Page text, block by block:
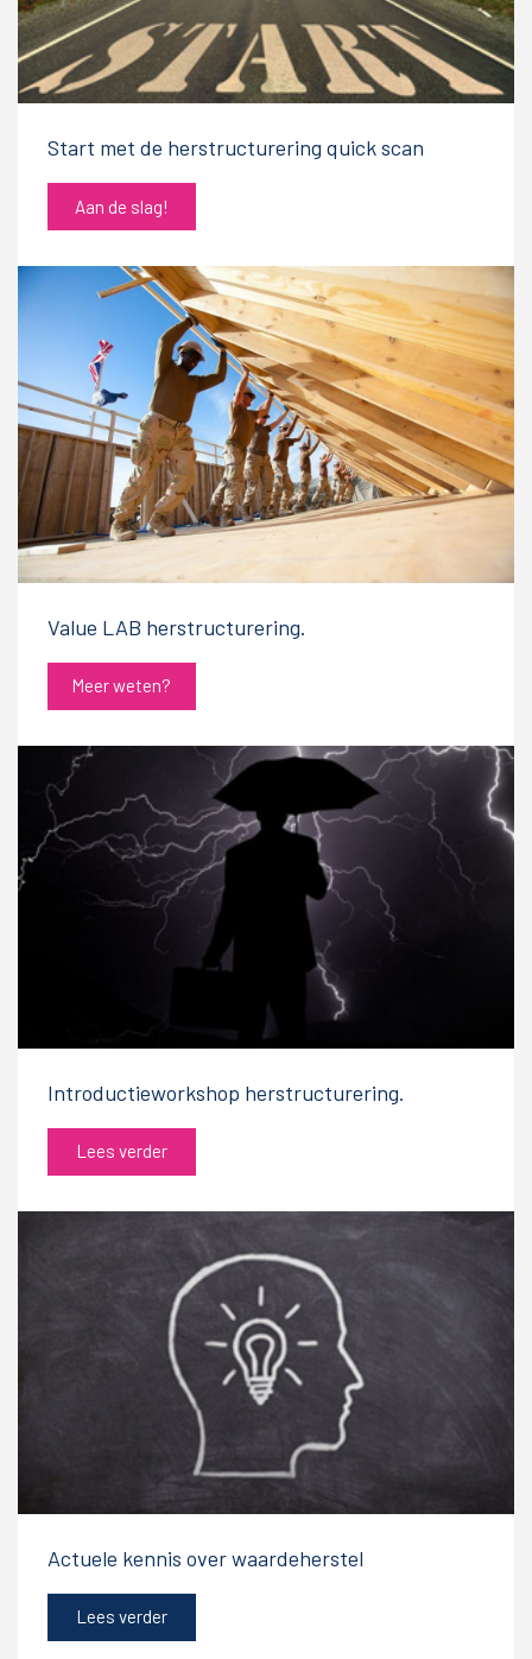
Start met de herstructurering quick scan
Aan de slag!
Value LAB herstructurering.
Meer weten?
Introductieworkshop herstructurering.
Lees verder
Actuele kennis over waardeherstel
Lees verder